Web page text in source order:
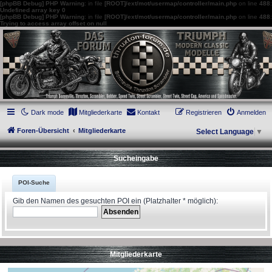
[phpBB Debug] PHP Warning: in file [ROOT]/ext/mot/usermap/controller/main.php on line 488:
Undefined array key 0
[phpBB Debug] PHP Warning: in file [ROOT]/ext/mot/usermap/controller/main.php on line 488:
Trying to access array offset on null
thruxton-forum.de
DAS FORUM! Alles rund um die Triumph Modern Classic Modelle. Das Forum für
die New Bonneville Baureihen ab BJ 2001. Triumph Bonneville, Thruxton,
Scrambler, Bobber, Speed Twin, Street Scrambler, Street Twin, Street Cup, America
und Speedmaster.
Dark mode
Mitgliederkarte Kontakt Anmelden
Registrieren
Foren-Übersicht Mitgliederkarte Select Language ▼
Sucheingabe
POI-Suche
Gib den Namen des gesuchten POI ein (Platzhalter * möglich):
Mitgliederkarte